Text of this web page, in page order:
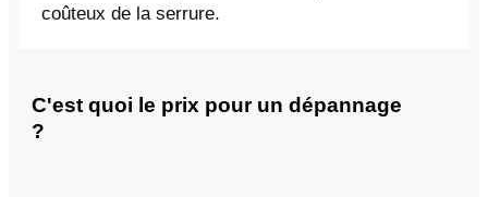
coûteux de la serrure.
C'est quoi le prix pour un dépannage
?